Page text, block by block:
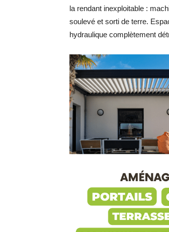
la rendant inexploitable :
soulevé et sorti de terre.
hydraulique complètement